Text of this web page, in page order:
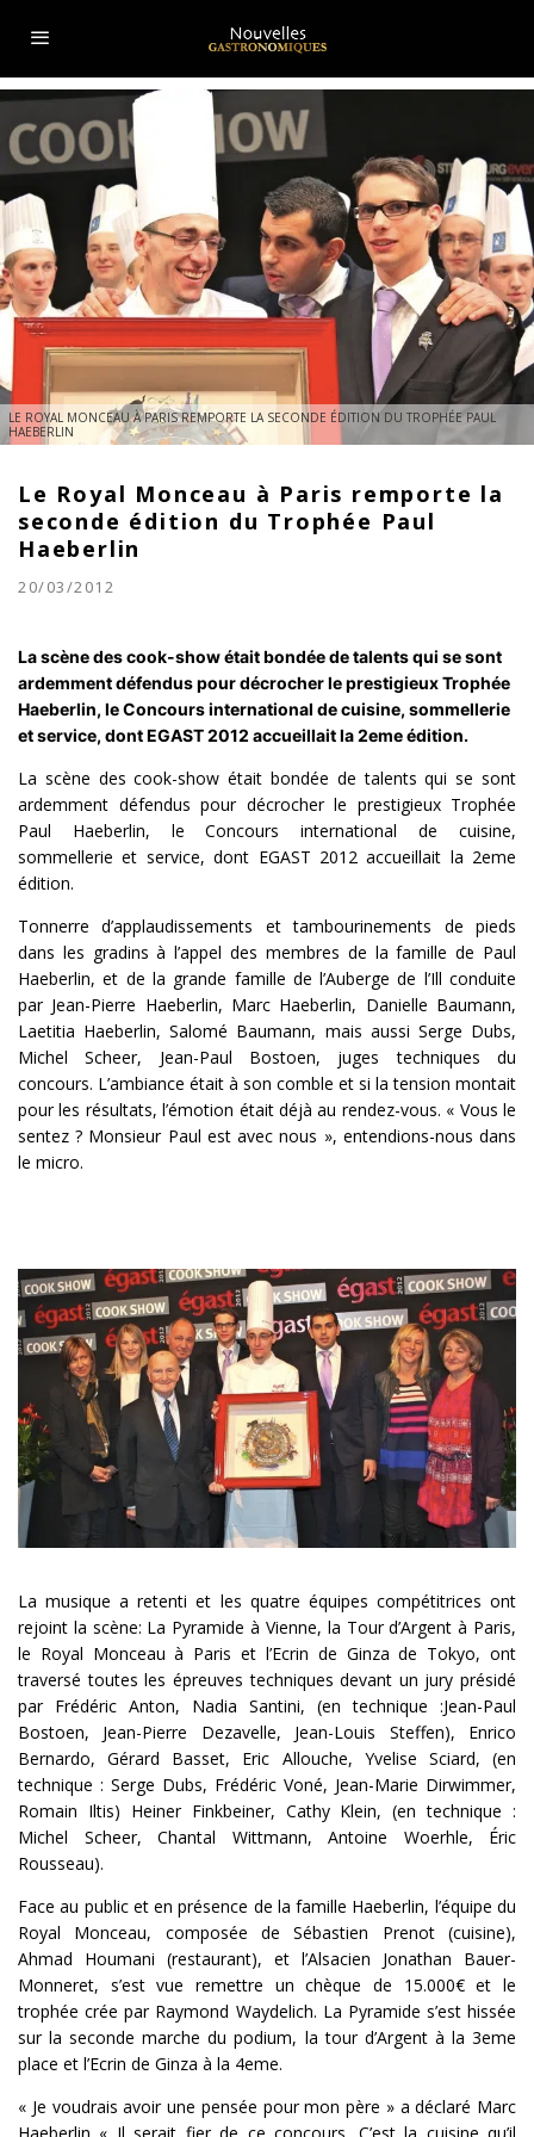
LE ROYAL MONCEAU À PARIS REMPORTE LA SECONDE ÉDITION DU TROPHÉE PAUL
HAEBERLIN
Le Royal Monceau à Paris remporte la
seconde édition du Trophée Paul
Haeberlin
20/03/2012
La scène des cook-show était bondée de talents qui se sont
ardemment défendus pour décrocher le prestigieux Trophée
Haeberlin, le Concours international de cuisine, sommellerie
et service, dont EGAST 2012 accueillait la 2eme édition.
La scène des cook-show était bondée de talents qui se sont
ardemment défendus pour décrocher le prestigieux Trophée
Paul Haeberlin, le Concours international de cuisine,
sommellerie et service, dont EGAST 2012 accueillait la 2eme
édition.
Tonnerre d’applaudissements et tambourinements de pieds
dans les gradins à l’appel des membres de la famille de Paul
Haeberlin, et de la grande famille de l’Auberge de l’Ill conduite
par Jean-Pierre Haeberlin, Marc Haeberlin, Danielle Baumann,
Laetitia Haeberlin, Salomé Baumann, mais aussi Serge Dubs,
Michel Scheer, Jean-Paul Bostoen, juges techniques du
concours. L’ambiance était à son comble et si la tension montait
pour les résultats, l’émotion était déjà au rendez-vous. « Vous le
sentez ? Monsieur Paul est avec nous », entendions-nous dans
le micro.
La musique a retenti et les quatre équipes compétitrices ont
rejoint la scène: La Pyramide à Vienne, la Tour d’Argent à Paris,
le Royal Monceau à Paris et l’Ecrin de Ginza de Tokyo, ont
traversé toutes les épreuves techniques devant un jury présidé
par Frédéric Anton, Nadia Santini, (en technique :Jean-Paul
Bostoen, Jean-Pierre Dezavelle, Jean-Louis Steffen), Enrico
Bernardo, Gérard Basset, Eric Allouche, Yvelise Sciard, (en
technique : Serge Dubs, Frédéric Voné, Jean-Marie Dirwimmer,
Romain Iltis) Heiner Finkbeiner, Cathy Klein, (en technique :
Michel Scheer, Chantal Wittmann, Antoine Woerhle, Éric
Rousseau).
Face au public et en présence de la famille Haeberlin, l’équipe du
Royal Monceau, composée de Sébastien Prenot (cuisine),
Ahmad Houmani (restaurant), et l’Alsacien Jonathan Bauer-
Monneret, s’est vue remettre un chèque de 15.000€ et le
trophée crée par Raymond Waydelich. La Pyramide s’est hissée
sur la seconde marche du podium, la tour d’Argent à la 3eme
place et l’Ecrin de Ginza à la 4eme.
« Je voudrais avoir une pensée pour mon père » a déclaré Marc